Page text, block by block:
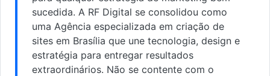
sucedida. A RF Digital se consolidou como
uma Agência especializada em criação de
sites em Brasília que une tecnologia, design e
estratégia para entregar resultados
extraordinários. Não se contente com o